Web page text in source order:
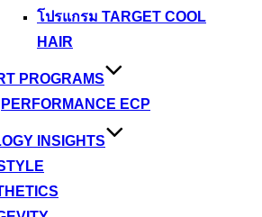
โปรแกรม TARGET COOL
HAIR
PROGRAMS
PERFORMANCE ECP
INSIGHTS